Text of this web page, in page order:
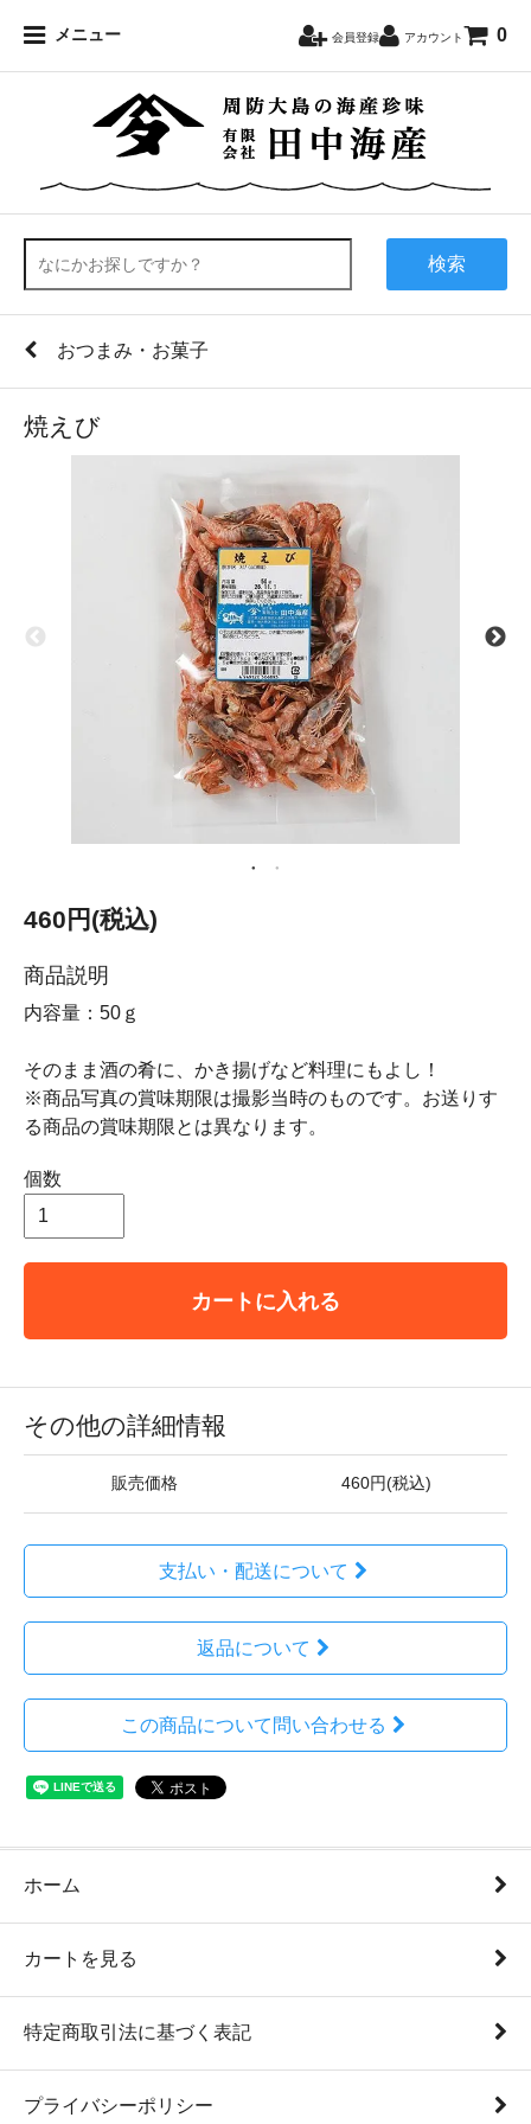
メニュー 会員登録 アカウント 0
検索
おつまみ・お菓子
焼えび
460円(税込)
商品説明
内容量：50ｇ
そのまま酒の肴に、かき揚げなど料理にもよし！
※商品写真の賞味期限は撮影当時のものです。お送りす
る商品の賞味期限とは異なります。
個数
カートに入れる
その他の詳細情報
販売価格 460円(税込)
支払い・配送について
返品について
この商品について問い合わせる
ホーム
カートを見る
特定商取引法に基づく表記
プライバシーポリシー